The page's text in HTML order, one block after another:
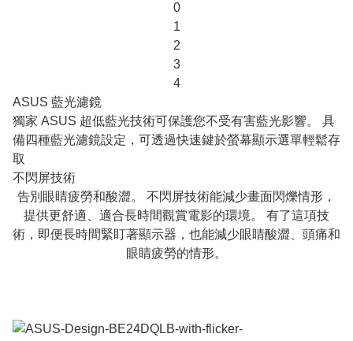
0
1
2
3
4
ASUS 藍光濾鏡
獨家 ASUS 超低藍光技術可保護您不受有害藍光影響。 具
備四種藍光濾鏡設定，可透過快速鍵於螢幕顯示選單輕鬆存
取
不閃屏技術
告別眼睛疲勞和酸澀。 不閃屏技術能減少畫面閃爍情形，
提供更舒適、適合長時間觀賞電影的環境。 有了這項技
術，即便長時間緊盯著顯示器，也能減少眼睛酸澀、頭痛和
眼睛疲勞的情形。